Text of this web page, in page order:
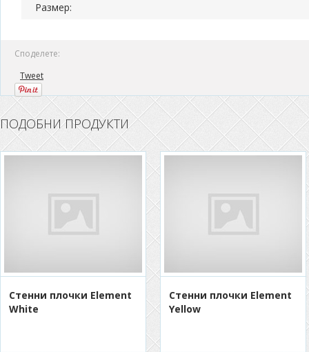
Размер:
Споделете:
Tweet
ПОДОБНИ ПРОДУКТИ
Стенни плочки Element
White
Стенни плочки Element
Yellow